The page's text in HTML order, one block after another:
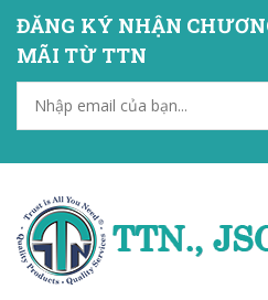
ĐĂNG KÝ NHẬN
MÃI TỪ TTN